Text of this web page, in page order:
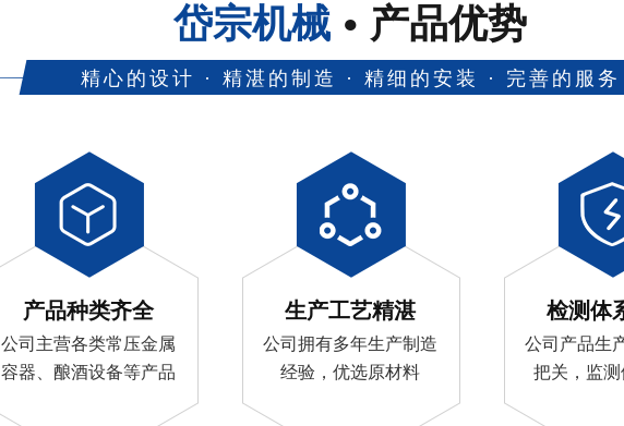
岱宗机械 产品优势
精心的设计 · 精湛的制造 · 精细的安装 · 完善的服务
产品种类齐全
公司主营各类常压金属
容器、酿酒设备等产品
生产工艺精湛
公司拥有多年生产制造
经验，优选原材料
检测体
公司产品生
把关，监